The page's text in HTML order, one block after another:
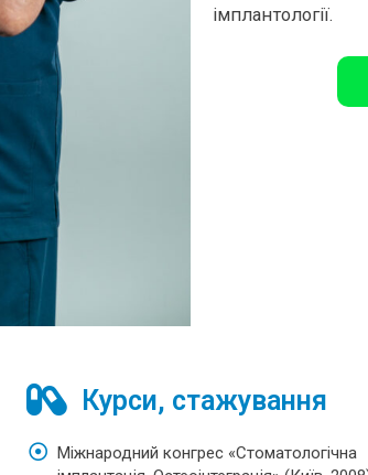
імплантології.
Курси, стажування
Міжнародний конгрес «Стоматологічна